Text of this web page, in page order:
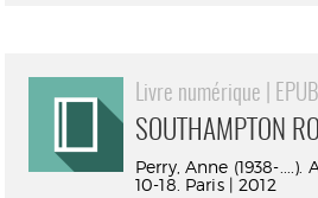
Livre numérique | EPUB
SOUTHAMPTON
Perry, Anne (1938-....).
10-18. Paris | 2012